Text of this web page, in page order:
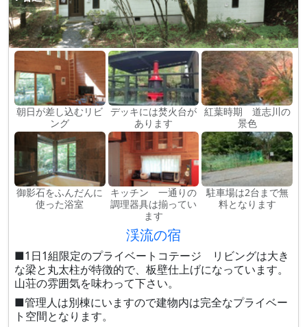
朝日が差し込むリビ
ング
デッキには焚火台が
あります
紅葉時期 道志川の
景色
御影石をふんだんに
使った浴室
キッチン 一通りの
調理器具は揃ってい
ます
駐車場は2台まで無
料となります
渓流の宿
■1日1組限定のプライベートコテージ リビングは大き
な梁と丸太柱が特徴的で、板壁仕上げになっています。
山荘の雰囲気を味わって下さい。
■管理人は別棟にいますので建物内は完全なプライベー
ト空間となります。